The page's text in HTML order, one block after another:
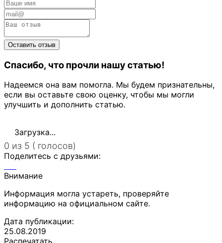
Спасибо, что прочли нашу статью!
Надеемся она вам помогла. Мы будем признательны,
если вы оставьте свою оценку, чтобы мы могли
улучшить и дополнить статью.
Загрузка...
0 из 5 ( голосов)
Поделитесь с друзьями:
Внимание
Информация могла устареть, проверяйте
информацию на официальном сайте.
Дата публикации:
25.08.2019